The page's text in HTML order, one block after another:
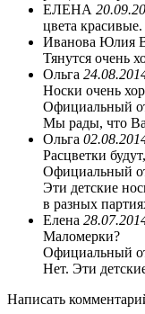
ЕЛЕНА
цвета
Иванова Юлия
Тянутся очень
Ольга
Носки очень
Официальный
Мы рады, что
Ольга
Расцветки
Официальный
Эти детские
в разных
Елена
Маломерки?
Официальный
Нет. Эти
Написать